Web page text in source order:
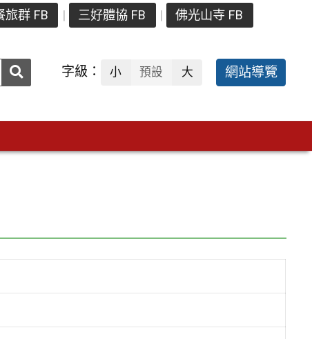
旅群 FB 三好體協 FB 佛光山寺 FB
送出 字級： 小 預設 大 網站導覽